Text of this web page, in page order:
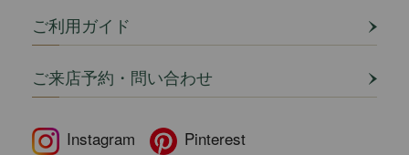
ご利用ガイド
ご来店予約・問い合わせ
Instagram
Pinterest